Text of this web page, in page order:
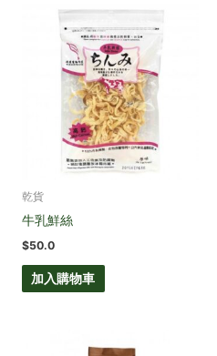
乾貨
牛乳鮮絲
$50.0
加入購物車